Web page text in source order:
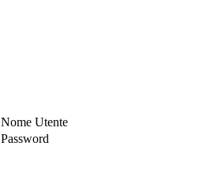
Nome Utente
Password